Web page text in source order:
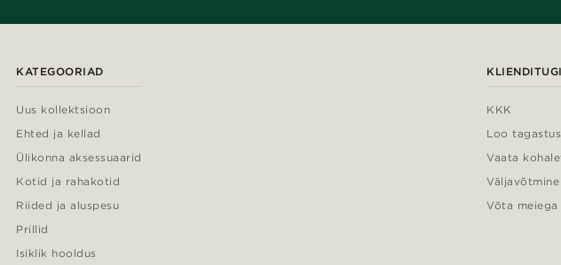
KATEGOORIAD
Uus kollektsioon
Ehted ja kellad
Ülikonna aksessuaarid
Kotid ja rahakotid
Riided ja aluspesu
Prillid
Isiklik hooldus
KLIENDITUGI
KKK
Loo tagastus
Vaata
Väljavõtmine
Võta meiega